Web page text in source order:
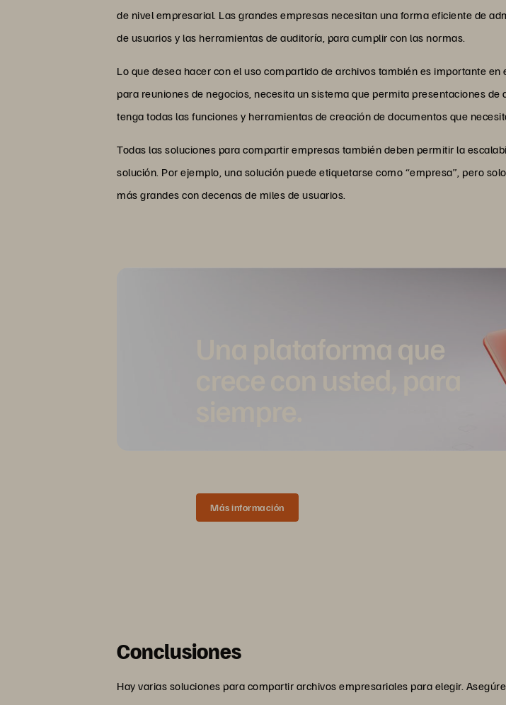
de nivel empresarial. Las grandes empresas necesitan una forma eficiente de
de usuarios y las herramientas de auditoría, para cumplir con las normas.
Lo que desea hacer con el uso compartido de archivos también es importante
para reuniones de negocios, necesita un sistema que permita presentaciones
tenga todas las funciones y herramientas de creación de documentos que
Todas las soluciones para compartir empresas también deben permitir la
solución. Por ejemplo, una solución puede etiquetarse como “empresa”, pero
más grandes con decenas de miles de usuarios.
Una plataforma que
Más información
Conclusiones
Hay varias soluciones para compartir archivos empresariales para elegir.